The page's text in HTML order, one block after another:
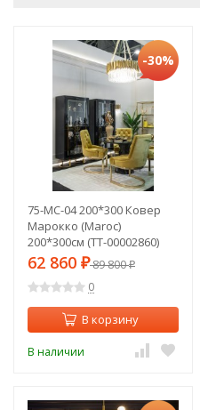
-30%
75-MC-04 200*300 Ковер
Марокко (Maroc)
200*300см (TT-00002860)
62 860 ₽89 800₽
0
В корзину
В наличии